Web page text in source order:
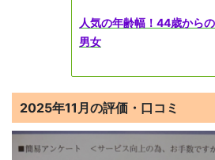
人気の年齢幅！44歳から
男女
2025年11月の評価・口コミ